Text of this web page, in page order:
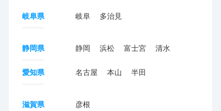
岐阜県 岐阜 多治見
静岡県 静岡 浜松 富士宮 清水
愛知県 名古屋 本山 半田
滋賀県 彦根